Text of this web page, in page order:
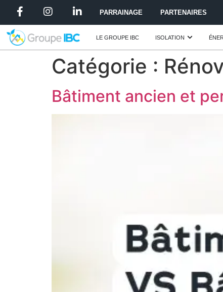
PARRAINAGE PARTENAIRES
LE GROUPE IBC ISOLATION
Catégorie :
Bâtiment ancien et